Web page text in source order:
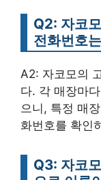
Q2: 자코
전화번호
A2: 자코모의
다. 각 매장마
으니, 특정 매
화번호를 확인
Q3: 자코